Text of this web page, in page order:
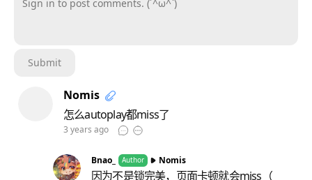
Submit
Nomis
怎么autoplay都miss了
3 years ago
Bnao_ Author Nomis
因为不是锁完美，页面卡顿就会miss（